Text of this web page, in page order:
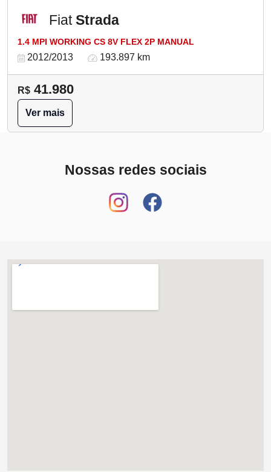
FiatStrada
1.4 MPI WORKING CS 8V FLEX 2P MANUAL
2012/2013 193.897 km
R$ 41.980
Ver mais
Nossas redes sociais